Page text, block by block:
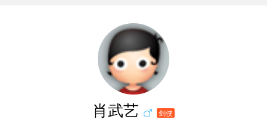
肖武艺 剑侠